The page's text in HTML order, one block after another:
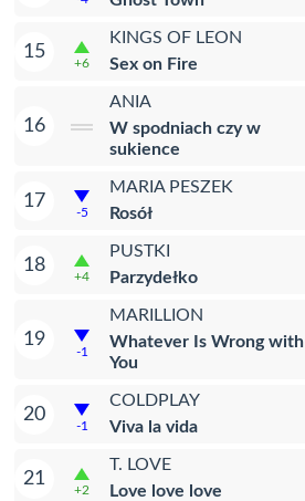
15
+6
KINGS OF LEON
Sex on Fire
16
ANIA
W spodniach czy w
sukience
17
-5
MARIA PESZEK
Rosół
18
+4
PUSTKI
Parzydełko
19
-1
MARILLION
Whatever Is Wrong with
You
20
-1
COLDPLAY
Viva la vida
21
+2
T. LOVE
Love love love